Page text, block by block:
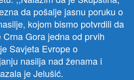
da pošalje jasnu poruku o
kojom bismo potvrdili da
Gora jedna od prvih
Savjeta Evrope o
nasilja nad ženama i
je Jelušić.